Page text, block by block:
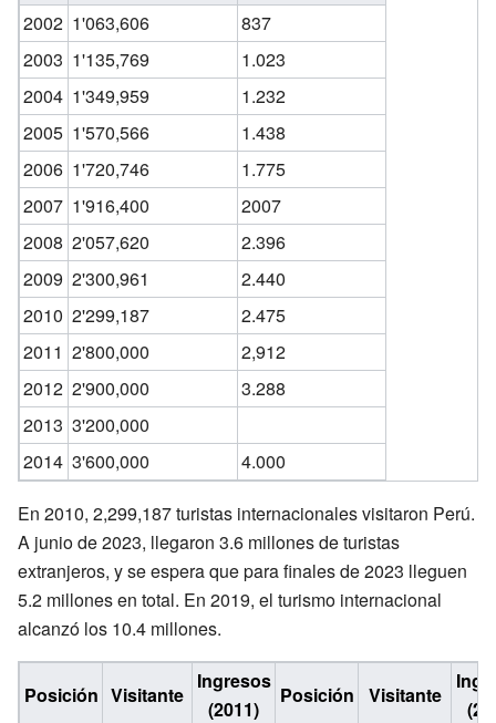
2002 1'063,606
837
2003 1'135,769
1.023
2004 1'349,959
1.232
2005 1'570,566
1.438
2006 1'720,746
1.775
2007 1'916,400
2007
2008 2'057,620
2.396
2009 2'300,961
2.440
2010 2'299,187
2.475
2011 2'800,000
2,912
2012 2'900,000
3.288
2013 3'200,000
2014 3'600,000 4.000
En 2010, 2,299,187 turistas internacionales visitaron Perú.
A junio de 2023, llegaron 3.6 millones de turistas
extranjeros, y se espera que para finales de 2023 lleguen
5.2 millones en total. En 2019, el turismo internacional
alcanzó los 10.4 millones.
Posición Visitante
Ingresos
(2011)
Posición Visitante